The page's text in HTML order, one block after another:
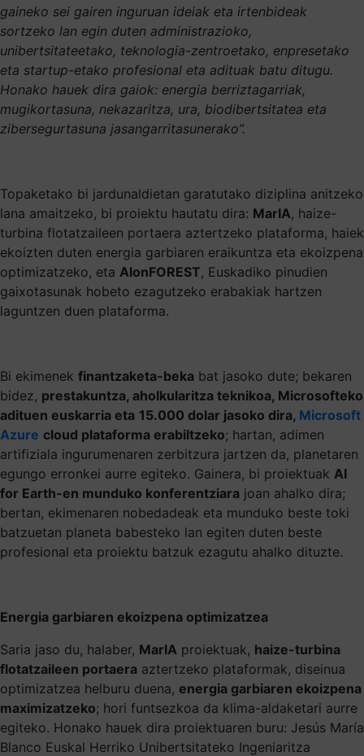
gaineko sei gairen inguruan ideiak eta irtenbideak
sortzeko lan egin duten administrazioko,
unibertsitateetako, teknologia-zentroetako, enpresetako
eta startup-etako profesional eta adituak batu ditugu.
Honako hauek dira gaiok: energia berriztagarriak,
mugikortasuna, nekazaritza, ura, biodibertsitatea eta
zibersegurtasuna jasangarritasunerako”.
Topaketako bi jardunaldietan garatutako diziplina anitzeko
lana amaitzeko, bi proiektu hautatu dira: MarIA, haize-
turbina flotatzaileen portaera aztertzeko plataforma, haiek
ekoizten duten energia garbiaren eraikuntza eta ekoizpena
optimizatzeko, eta AlonFOREST, Euskadiko pinudien
gaixotasunak hobeto ezagutzeko erabakiak hartzen
laguntzen duen plataforma.
Bi ekimenek finantzaketa-beka bat jasoko dute; bekaren
bidez, prestakuntza, aholkularitza teknikoa, Microsofteko
adituen euskarria eta 15.000 dolar jasoko dira, Microsoft
Azure cloud plataforma erabiltzeko; hartan, adimen
artifiziala ingurumenaren zerbitzura jartzen da, planetaren
egungo erronkei aurre egiteko. Gainera, bi proiektuak AI
for Earth-en munduko konferentziara joan ahalko dira;
bertan, ekimenaren nobedadeak eta munduko beste toki
batzuetan planeta babesteko lan egiten duten beste
profesional eta proiektu batzuk ezagutu ahalko dituzte.
Energia garbiaren ekoizpena optimizatzea
Saria jaso du, halaber, MarIA proiektuak, haize-turbina
flotatzaileen portaera aztertzeko plataformak, diseinua
optimizatzea helburu duena, energia garbiaren ekoizpena
maximizatzeko; hori funtsezkoa da klima-aldaketari aurre
egiteko. Honako hauek dira proiektuaren buru: Jesús María
Blanco Euskal Herriko Unibertsitateko Ingeniaritza